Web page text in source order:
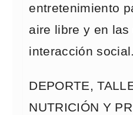
entretenimiento
aire libre y en las
interacción social.
DEPORTE,
NUTRICIÓN Y